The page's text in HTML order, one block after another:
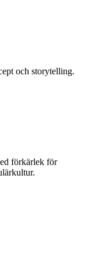
och storytelling.
förkärlek för